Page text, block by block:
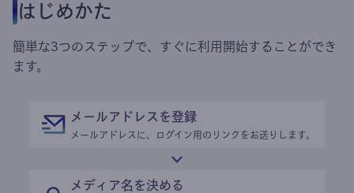
はじめかた
簡単な3つのステップで、すぐに利用開始することができ
ます。
メールアドレスを登録
メールアドレスに、ログイン用のリンクをお送りします。
メディア名を決める